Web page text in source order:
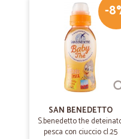
-
SAN BENEDETTO
S.benedetto the
pesca con ciuccio cl.25